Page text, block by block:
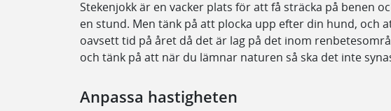
Stekenjokk är en vacker plats för att få sträcka på benen
en stund. Men tänk på att plocka upp efter din hund, och
oavsett tid på året då det är lag på det inom
och tänk på att när du lämnar naturen så ska det inte
Anpassa hastigheten